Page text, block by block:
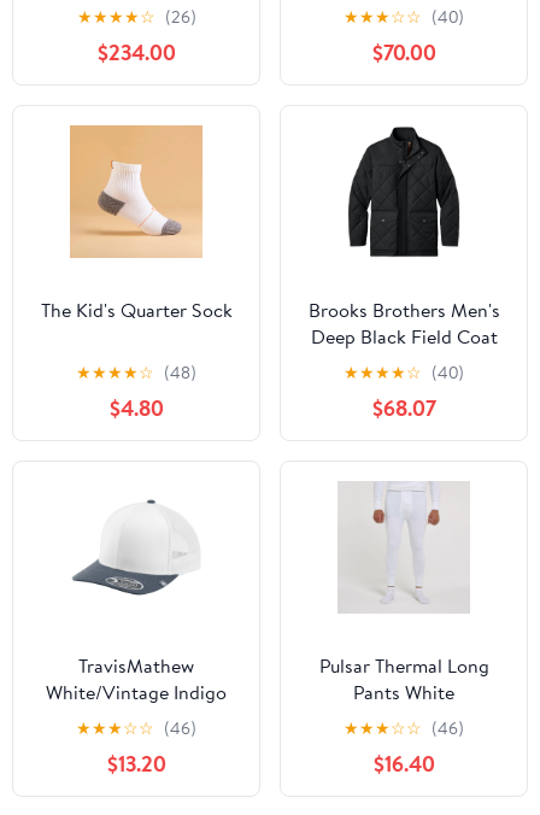
★★★★☆ (26)
$234.00
★★★☆☆ (40)
$70.00
The Kid's Quarter Sock
★★★★☆ (48)
$4.80
Brooks Brothers Men's
Deep Black Field Coat
★★★★☆ (40)
$68.07
TravisMathew
White/Vintage Indigo
Cruz Colorblock Trucker
★★★☆☆ (46)
$13.20
Pulsar Thermal Long
Pants White
★★★☆☆ (46)
$16.40